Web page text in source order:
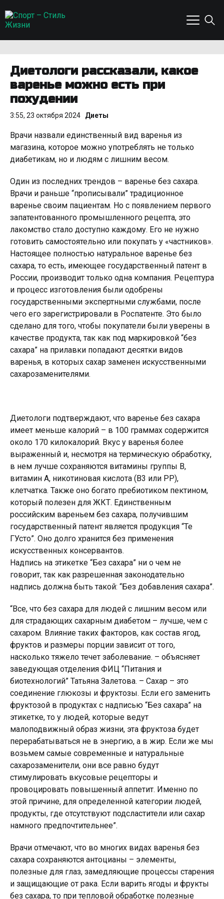
Диетологи рассказали, какое
варенье можно есть при
похудении
3:55, 23 октября 2024 Диеты
Врачи назвали единственный вид варенья из
магазина, которое можно употреблять не только
диабетикам, но и людям с лишним весом.
Один из последних трендов – варенье без сахара.
Врачи и раньше “прописывали” традиционное
варенье своим пациентам. Но с появлением первого
запатентованного промышленного рецепта, это
лакомство стало доступно каждому. Его не нужно
готовить самостоятельно или покупать у «частников».
Настоящее полностью натуральное варенье без
сахара, то есть, имеющее государственный патент в
России, производит только одна компания. Рецептура
и процесс изготовления были одобрены
государственными экспертными службами, после
чего его зарегистрировали в Роспатенте. Это было
сделано для того, чтобы покупатели были уверены в
качестве продукта, так как под маркировкой “без
сахара” на прилавки попадают десятки видов
варенья, в которых сахар заменен искусственными
сахарозаменителями.
Диетологи подтверждают, что варенье без сахара
имеет меньше калорий – в 100 граммах содержится
около 170 килокалорий. Вкус у варенья более
выраженный и, несмотря на термическую обработку,
в нем лучше сохраняются витамины группы В,
витамин А, никотиновая кислота (В3 или РР),
клетчатка. Также оно богато пребиотиком пектином,
который полезен для ЖКТ. Единственным
российским вареньем без сахара, получившим
государственный патент является продукция “Те
ГУсто”. Оно долго хранится без применения
искусственных консервантов.
Надпись на этикетке “Без сахара” ни о чем не
говорит, так как разрешенная законодательно
надпись должна быть такой: “Без добавления сахара”.
“Все, что без сахара для людей с лишним весом или
для страдающих сахарным диабетом – лучше, чем с
сахаром. Влияние таких факторов, как состав ягод,
фруктов и размеры порции зависит от того,
насколько тяжело течет заболевание. – объясняет
заведующая отделения ФИЦ “Питания и
биотехнологий” Татьяна Залетова. – Сахар – это
соединение глюкозы и фруктозы. Если его заменить
фруктозой в продуктах с надписью “Без сахара” на
этикетке, то у людей, которые ведут
малоподвижный образ жизни, эта фруктоза будет
перерабатываться не в энергию, а в жир. Если же мы
возьмем самые современные и натуральные
сахарозаменители, они все равно будут
стимулировать вкусовые рецепторы и
провоцировать повышенный аппетит. Именно по
этой причине, для определенной категории людей,
продукты, где отсутствуют подсластители или сахар
намного предпочтительнее”.
Врачи отмечают, что во многих видах варенья без
сахара сохраняются антоцианы – элементы,
полезные для глаз, замедляющие процессы старения
и защищающие от рака. Если варить ягоды и фрукты
без сахара, то при тепловой обработке полезные